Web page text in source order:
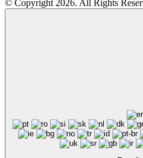
© Copyright 2026. All Rights